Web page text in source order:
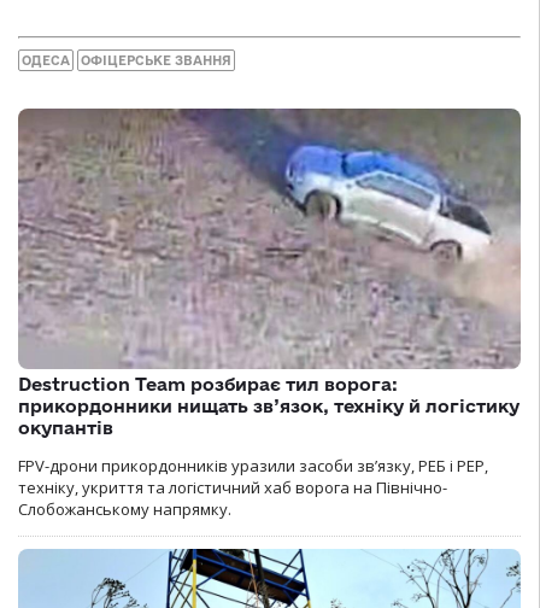
ОДЕСА ОФІЦЕРСЬКЕ ЗВАННЯ
Destruction Team розбирає тил ворога:
прикордонники нищать зв’язок, техніку й логістику
окупантів
FPV-дрони прикордонників уразили засоби зв’язку, РЕБ і РЕР,
техніку, укриття та логістичний хаб ворога на Північно-
Слобожанському напрямку.